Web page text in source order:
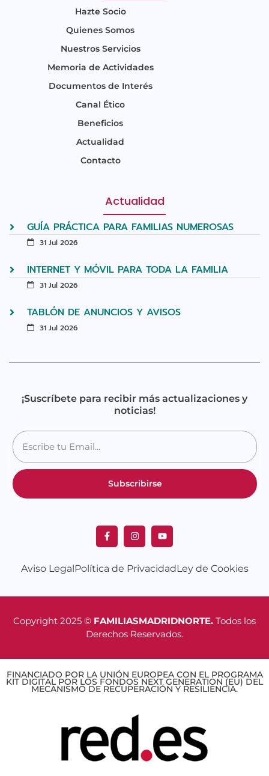
Hazte Socio
Quienes Somos
Nuestros Servicios
Memoria de Actividades
Documentos de Interés
Canal Ético
Beneficios
Actualidad
Contacto
Actualidad
GUÍA PRÁCTICA PARA FAMILIAS NUMEROSAS
31 Jul 2026
INTERNET Y MÓVIL PARA TODA LA FAMILIA
31 Jul 2026
TABLÓN DE ANUNCIOS Y AVISOS
31 Jul 2026
¡Suscríbete para recibir más actualizaciones y
noticias!
Subscribirse
Aviso LegalPolítica de PrivacidadLey de Cookies
Copyright 2025 © FAMILIASMADRIDNORTE. Todos los
Derechos Reservados.
FINANCIADO POR LA UNIÓN EUROPEA CON EL PROGRAMA
KIT DIGITAL POR LOS FONDOS NEXT GENERATION (EU) DEL
MECANISMO DE RECUPERACIÓN Y RESILIENCIA.